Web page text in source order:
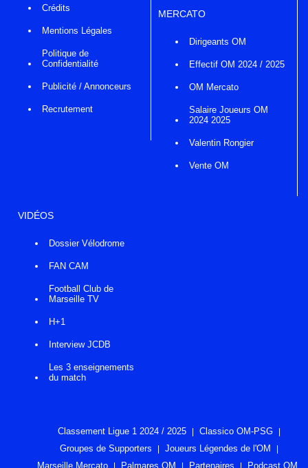
Crédits
Mentions Légales
Politique de
Confidentialité
Publicité / Annonceurs
Recrutement
MERCATO
Dirigeants OM
Effectif OM 2024 / 2025
OM Mercato
Salaire Joueurs OM
2024 2025
Valentin Rongier
Vente OM
VIDÉOS
Dossier Vélodrome
FAN CAM
Football Club de
Marseille TV
H+1
Interview JCDB
Les 3 enseignements
du match
Classement Ligue 1 2024 / 2025
Classico OM-PSG
Groupes de Supporters
Joueurs Légendes de l'OM
Marseille Mercato
Palmares OM Partenaires Podcast OM